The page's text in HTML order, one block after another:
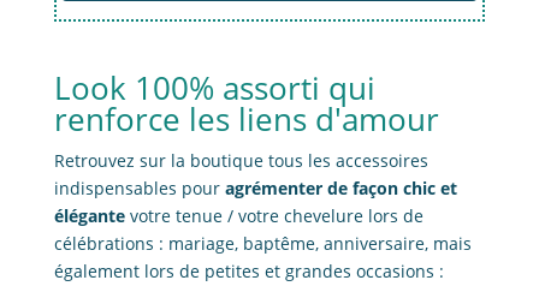
Look 100% assorti qui
renforce les liens d'amour
Retrouvez sur la boutique tous les accessoires
indispensables pouragrémenter de façon chic et
élégantevotre tenue / votre chevelure lors de
célébrations : mariage, baptême, anniversaire, mais
également lors de petites et grandes occasions :